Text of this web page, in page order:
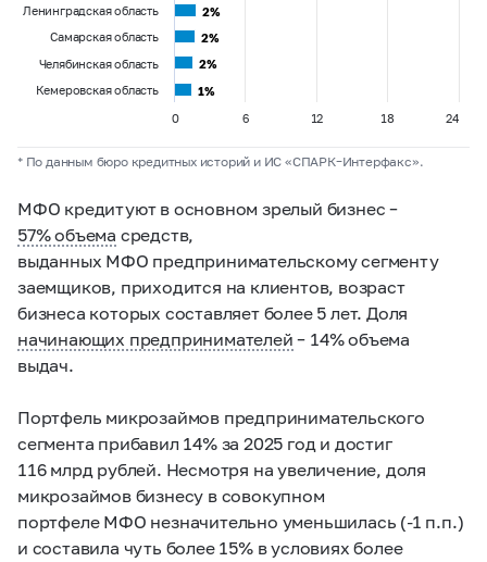
2%
2%
2%
2%
2%
2%
1%
1%
Ленинградская область
Самарская область
Челябинская область
Кемеровская область
0
6 12 18 24
* По данным бюро кредитных историй и ИС «СПАРК–Интерфакс».
МФО кредитуют в основном зрелый бизнес –
57% объема средств,
выданных МФО предпринимательскому сегменту
заемщиков, приходится на клиентов, возраст
бизнеса которых составляет более 5 лет. Доля
начинающих предпринимателей – 14% объема
выдач.
Портфель микрозаймов предпринимательского
сегмента прибавил 14% за 2025 год и достиг
116 млрд рублей. Несмотря на увеличение, доля
микрозаймов бизнесу в совокупном
портфеле МФО незначительно уменьшилась (-1 п.п.)
и составила чуть более 15% в условиях более